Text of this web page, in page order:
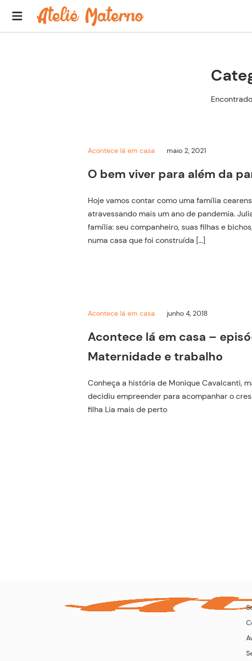
Acontece lá em casa maio 2, 2021
O bem viver para além da
Hoje vamos contar como uma família
atravessando mais um ano de pandemia.
família: seu companheiro, suas filhas e
numa casa que foi construída […]
Acontece lá em casa junho 4, 2018
Acontece lá em casa –
Maternidade e trabalho
Conheça a história de Monique Cavalcanti,
decidiu empreender para acompanhar o
filha Lia mais de perto